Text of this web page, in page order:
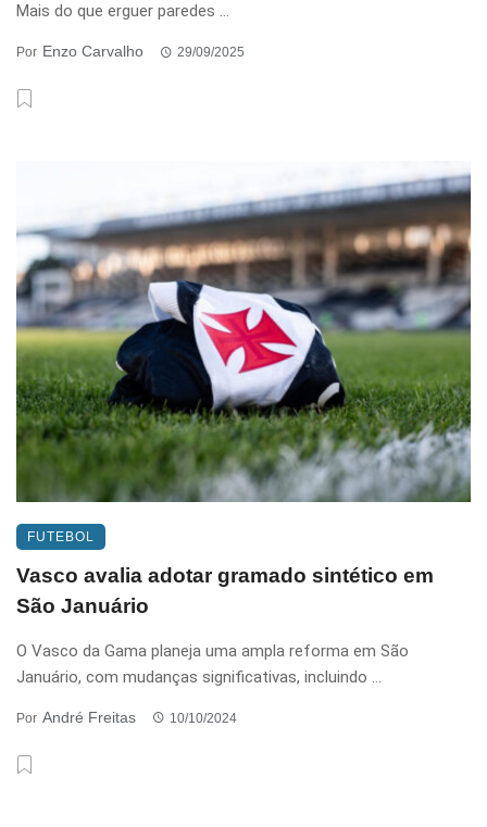
Mais do que erguer paredes ...
Por Enzo Carvalho 29/09/2025
FUTEBOL
Vasco avalia adotar gramado sintético em
São Januário
O Vasco da Gama planeja uma ampla reforma em São
Januário, com mudanças significativas, incluindo ...
Por André Freitas 10/10/2024